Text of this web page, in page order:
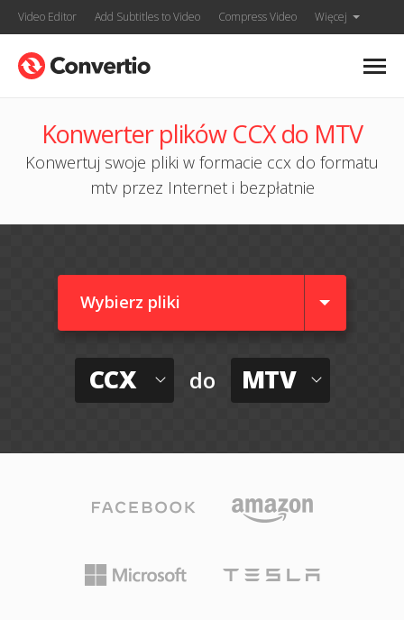
Video Editor Add Subtitles to Video Compress Video Więcej
Konwerter plików CCX do MTV
Konwertuj swoje pliki w formacie ccx do formatu
mtv przez Internet i bezpłatnie
Wybierz pliki
CCX do MTV